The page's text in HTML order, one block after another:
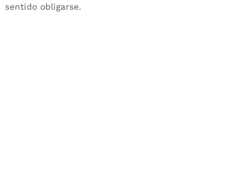
sentido obligarse.